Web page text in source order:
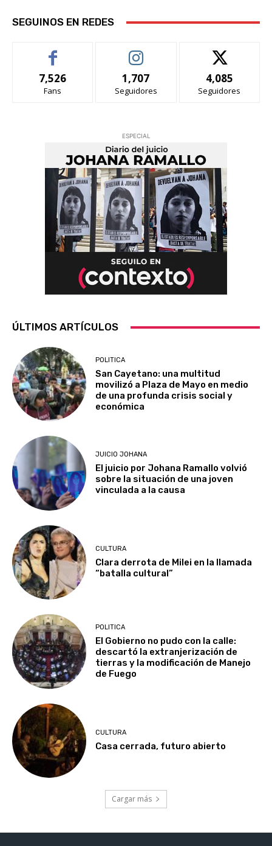
SEGUINOS EN REDES
7,526
Fans
1,707
Seguidores
4,085
Seguidores
ESPECIAL
ÚLTIMOS ARTÍCULOS
POLITICA
San Cayetano: una multitud
movilizó a Plaza de Mayo en medio
de una profunda crisis social y
económica
JUICIO JOHANA
El juicio por Johana Ramallo volvió
sobre la situación de una joven
vinculada a la causa
CULTURA
Clara derrota de Milei en la llamada
“batalla cultural”
POLITICA
El Gobierno no pudo con la calle:
descartó la extranjerización de
tierras y la modificación de Manejo
de Fuego
CULTURA
Casa cerrada, futuro abierto
Cargar más